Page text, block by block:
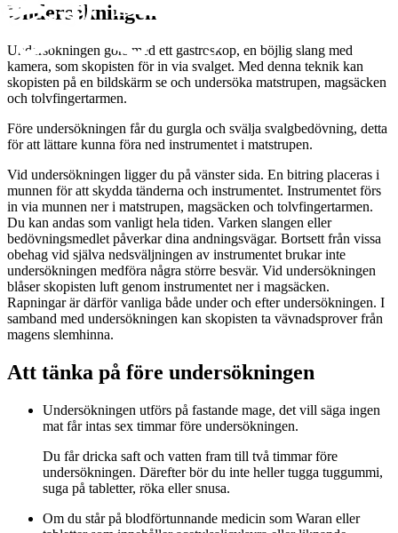
Undersökningen
Undersökningen görs med ett gastroskop, en böjlig slang med
kamera, som skopisten för in via svalget. Med denna teknik kan
skopisten på en bildskärm se och undersöka matstrupen, magsäcken
och tolvfingertarmen.
Före undersökningen får du gurgla och svälja svalgbedövning, detta
för att lättare kunna föra ned instrumentet i matstrupen.
Vid undersökningen ligger du på vänster sida. En bitring placeras i
munnen för att skydda tänderna och instrumentet. Instrumentet förs
in via munnen ner i matstrupen, magsäcken och tolvfingertarmen.
Du kan andas som vanligt hela tiden. Varken slangen eller
bedövningsmedlet påverkar dina andningsvägar. Bortsett från vissa
obehag vid själva nedsväljningen av instrumentet brukar inte
undersökningen medföra några större besvär. Vid undersökningen
blåser skopisten luft genom instrumentet ner i magsäcken.
Rapningar är därför vanliga både under och efter undersökningen. I
samband med undersökningen kan skopisten ta vävnadsprover från
magens slemhinna.
Att tänka på före undersökningen
Undersökningen utförs på fastande mage, det vill säga ingen
mat får intas sex timmar före undersökningen.
Du får dricka saft och vatten fram till två timmar före
undersökningen. Därefter bör du inte heller tugga tuggummi,
suga på tabletter, röka eller snusa.
Om du står på blodförtunnande medicin som Waran eller